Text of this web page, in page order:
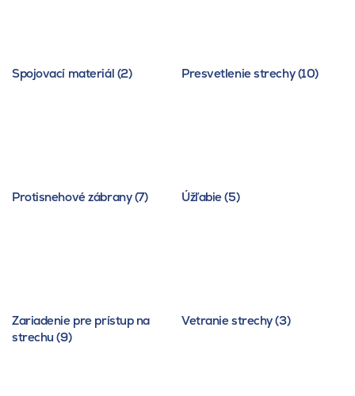
Spojovací materiál (2) Presvetlenie strechy (10)
Protisnehové zábrany (7) Úžľabie (5)
Zariadenie pre prístup na
strechu (9)
Vetranie strechy (3)